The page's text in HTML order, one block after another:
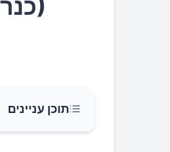
תוכן עניינים